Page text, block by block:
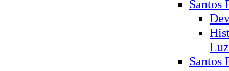
Santos
Luz
Santos